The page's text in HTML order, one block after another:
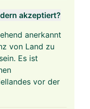
akzeptiert?
anerkannt
von Land zu
Es ist
vor der